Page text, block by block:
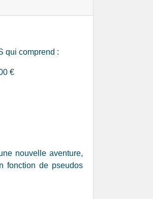
qui comprend :
€
nouvelle aventure,
fonction de pseudos